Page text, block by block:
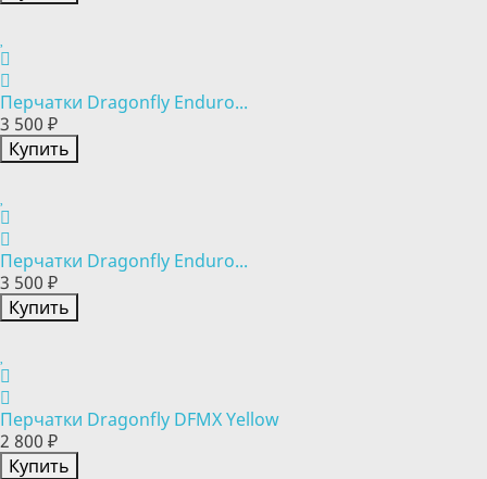
Перчатки Dragonfly Enduro...
3 500 ₽
Купить
Перчатки Dragonfly Enduro...
3 500 ₽
Купить
Перчатки Dragonfly DFMX Yellow
2 800 ₽
Купить